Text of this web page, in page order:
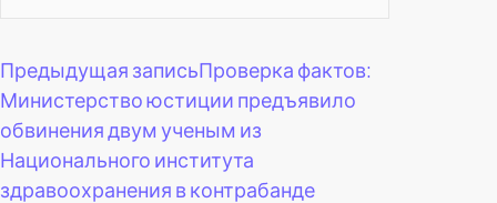
Навигация
по
записям
Предыдущая записьПроверка фактов:
Министерство юстиции предъявило
обвинения двум ученым из
Национального института
здравоохранения в контрабанде